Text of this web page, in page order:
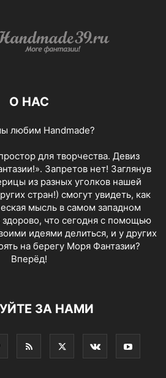
О НАС
любим Handmade?
для творчества. Девиз
Запретов нет! Заглянув
из разных уголков нашей
стран!) смогут увидеть, как
мысль в самом западном
что сегодня с помощью
идеями делиться, и у других
на берегу Моря Фантазии?
Вперёд!
ЗА НАМИ